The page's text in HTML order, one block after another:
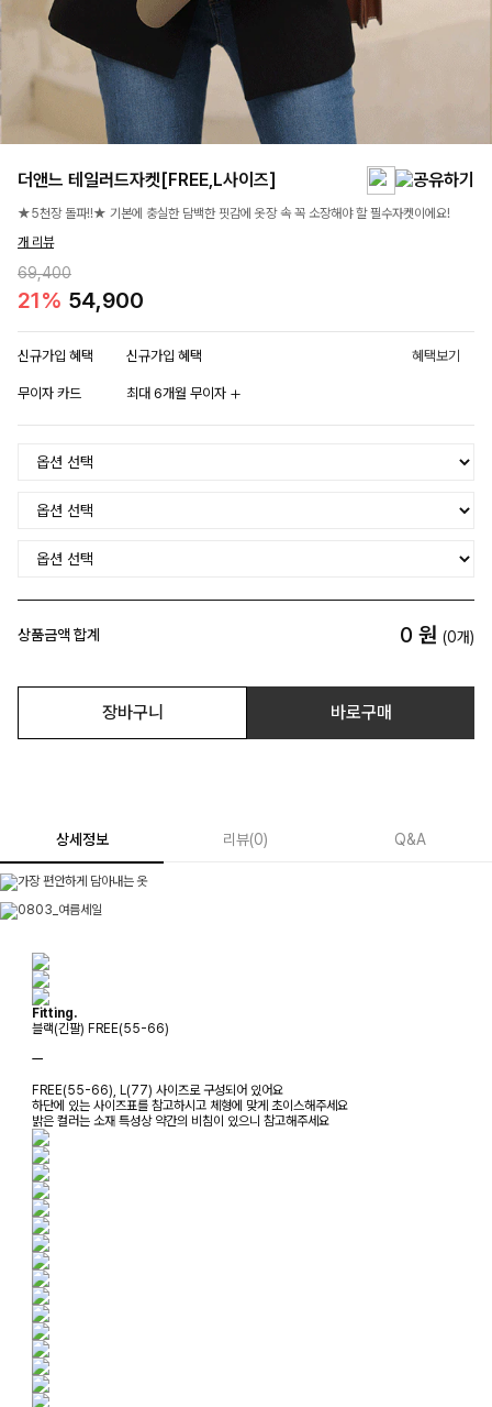
더앤느 테일러드자켓[FREE,L사이즈]
★5천장 돌파!!★ 기본에 충실한 담백한 핏감에 옷장 속 꼭 소장해야 할 필수자켓이에요!
개 리뷰
69,400
21% 54,900
신규가입 혜택 신규가입 혜택 혜택보기
무이자 카드 최대 6개월 무이자
상품금액 합계 0 원 (0개)
장바구니 바로구매
상세정보 리뷰(0) Q&A
Fitting.
블랙(긴팔) FREE(55-66)
ㅡ
FREE(55-66), L(77) 사이즈로 구성되어 있어요
하단에 있는 사이즈표를 참고하시고 체형에 맞게 초이스해주세요
밝은 컬러는 소재 특성상 약간의 비침이 있으니 참고해주세요